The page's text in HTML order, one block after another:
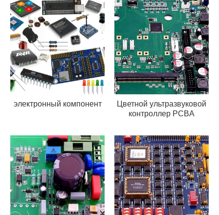
электронный компонент
Цветной ультразвуковой
контроллер PCBA